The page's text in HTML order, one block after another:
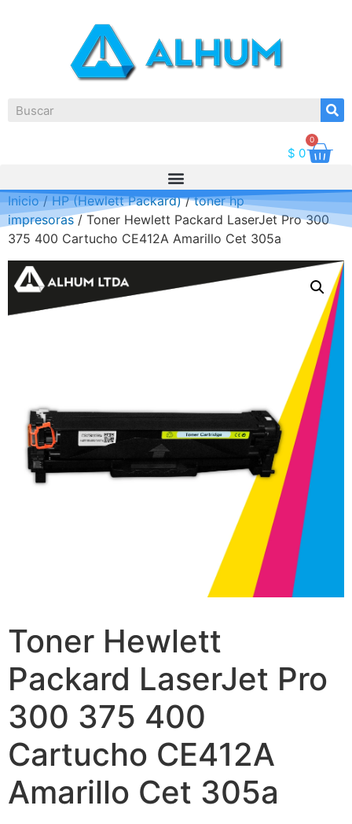
$ 0
0
Inicio/HP (Hewlett Packard)/toner hp
impresoras/ Toner Hewlett Packard LaserJet Pro 300
375 400 Cartucho CE412A Amarillo Cet 305a
Toner Hewlett
Packard LaserJet Pro
300 375 400
Cartucho CE412A
Amarillo Cet 305a